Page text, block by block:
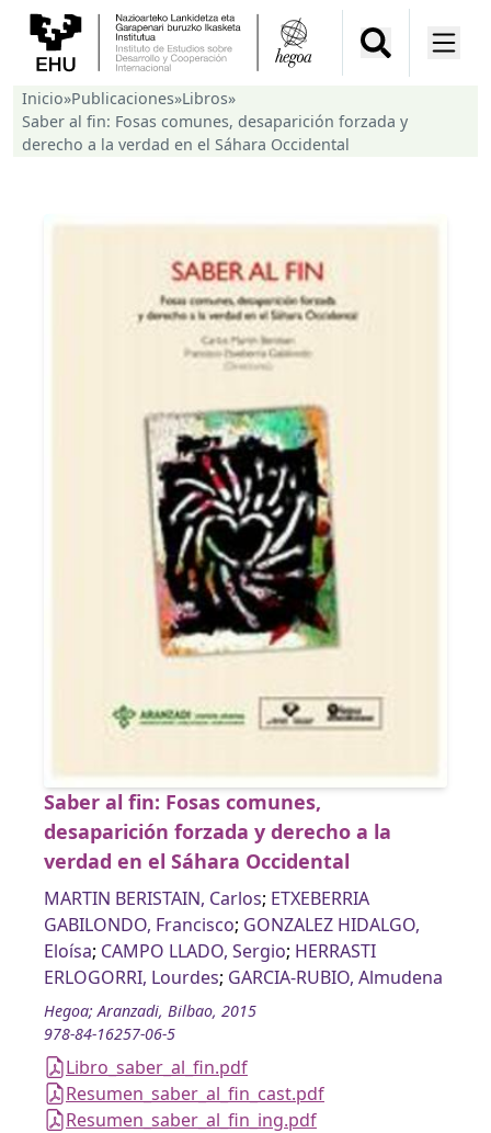
Inicio»Publicaciones»Libros»
Saber al fin: Fosas comunes, desaparición forzada y
derecho a la verdad en el Sáhara Occidental
Saber al fin: Fosas comunes,
desaparición forzada y derecho a la
verdad en el Sáhara Occidental
MARTIN BERISTAIN, Carlos; ETXEBERRIA
GABILONDO, Francisco; GONZALEZ HIDALGO,
Eloísa; CAMPO LLADO, Sergio; HERRASTI
ERLOGORRI, Lourdes; GARCIA-RUBIO, Almudena
Hegoa; Aranzadi, Bilbao, 2015
978-84-16257-06-5
Libro_saber_al_fin.pdf
Resumen_saber_al_fin_cast.pdf
Resumen_saber_al_fin_ing.pdf